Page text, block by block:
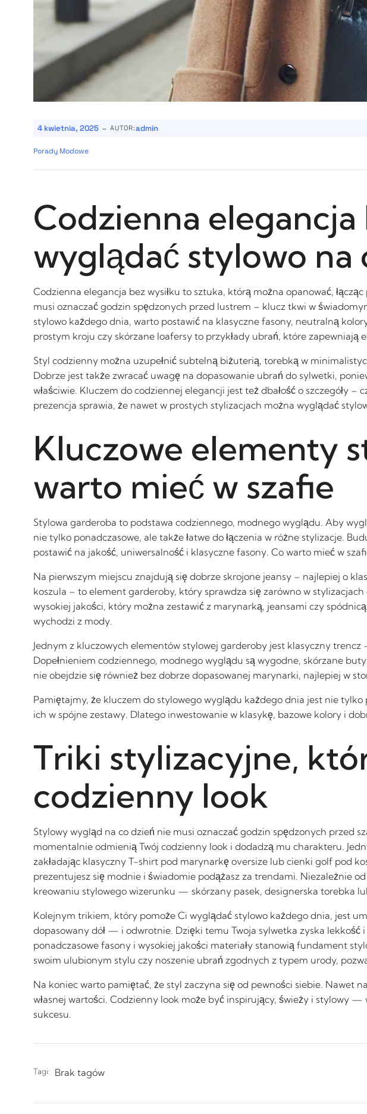
4 kwietnia, 2025 - AUTOR:admin
Porady Modowe
Codzienna elegancja
wyglądać stylowo na
Codzienna elegancja bez wysiłku to sztuka, którą można opanować,
musi oznaczać godzin spędzonych przed lustrem – klucz tkwi w
stylowo każdego dnia, warto postawić na klasyczne fasony, neutralną
prostym kroju czy skórzane loafersy to przykłady ubrań, które zapewniają
Styl codzienny można uzupełnić subtelną biżuterią, torebką w
Dobrze jest także zwracać uwagę na dopasowanie ubrań do sylwetki,
właściwie. Kluczem do codziennej elegancji jest też dbałość o szczegóły
prezencja sprawia, że nawet w prostych stylizacjach można wyglądać
Kluczowe elementy
warto mieć w szafie
Stylowa garderoba to podstawa codziennego, modnego wyglądu. Aby
nie tylko ponadczasowe, ale także łatwe do łączenia w różne stylizacje.
postawić na jakość, uniwersalność i klasyczne fasony. Co warto mieć w
Na pierwszym miejscu znajdują się dobrze skrojone jeansy – najlepiej o
koszula – to element garderoby, który sprawdza się zarówno w
wysokiej jakości, który można zestawić z marynarką, jeansami czy
wychodzi z mody.
Jednym z kluczowych elementów stylowej garderoby jest klasyczny
Dopełnieniem codziennego, modnego wyglądu są wygodne, skórzane
nie obejdzie się również bez dobrze dopasowanej marynarki, najlepiej w
Pamiętajmy, że kluczem do stylowego wyglądu każdego dnia jest nie
ich w spójne zestawy. Dlatego inwestowanie w klasykę, bazowe kolory i
Triki stylizacyjne,
codzienny look
Stylowy wygląd na co dzień nie musi oznaczać godzin spędzonych przed
momentalnie odmienią Twój codzienny look i dodadzą mu charakteru.
zakładając klasyczny T-shirt pod marynarkę oversize lub cienki golf pod
prezentujesz się modnie i świadomie podążasz za trendami. Niezależnie
kreowaniu stylowego wizerunku — skórzany pasek, designerska torebka
Kolejnym trikiem, który pomoże Ci wyglądać stylowo każdego dnia, jest
dopasowany dół — i odwrotnie. Dzięki temu Twoja sylwetka zyska
ponadczasowe fasony i wysokiej jakości materiały stanowią fundament
swoim ulubionym stylu czy noszenie ubrań zgodnych z typem urody,
Na koniec warto pamiętać, że styl zaczyna się od pewności siebie. Nawet
własnej wartości. Codzienny look może być inspirujący, świeży i stylowy
sukcesu.
Tagi: Brak tagów